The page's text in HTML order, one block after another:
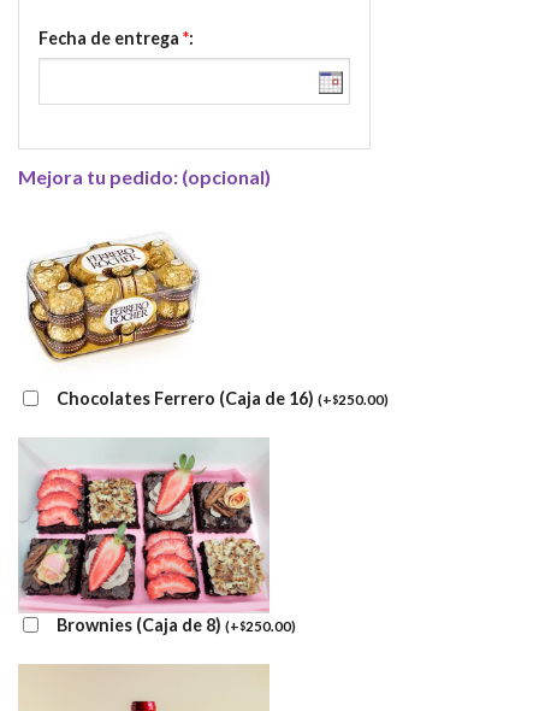
Fecha de entrega *:
Mejora tu pedido: (opcional)
Chocolates Ferrero (Caja de 16) (+$250.00)
Brownies (Caja de 8) (+$250.00)